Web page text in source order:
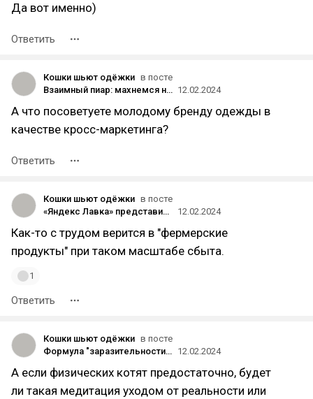
Да вот именно)
Ответить
Кошки шьют одёжки в посте
Взаимный пиар: махнемся не глядя или как мирно захватить аудиторию чужих брендов 12.02.2024
А что посоветуете молодому бренду одежды в
качестве кросс-маркетинга?
Ответить
Кошки шьют одёжки в посте
«Яндекс Лавка» представила бренд фермерских и премиальных продуктов «Лавка 100» — за дизайн упаковки отвечала нейросеть
12.02.2024
Как-то с трудом верится в "фермерские
продукты" при таком масштабе сбыта.
1
Ответить
Кошки шьют одёжки в посте
Формула "заразительности" или не нужно быть большим, чтобы победить 12.02.2024
А если физических котят предостаточно, будет
ли такая медитация уходом от реальности или